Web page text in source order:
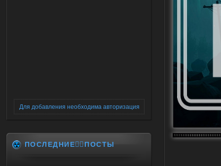
Для добавления необходима авторизация
ПОСЛЕДНИЕ✍🏻ПОСТЫ